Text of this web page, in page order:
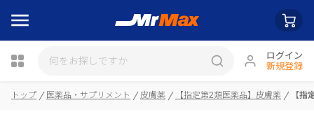
ログイン
新規登録
トップ 医薬品・サプリメント 皮膚薬 【指定第2類医薬品】皮膚薬 【